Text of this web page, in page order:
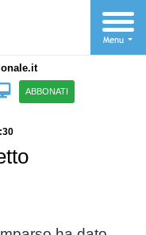
ABBONATI